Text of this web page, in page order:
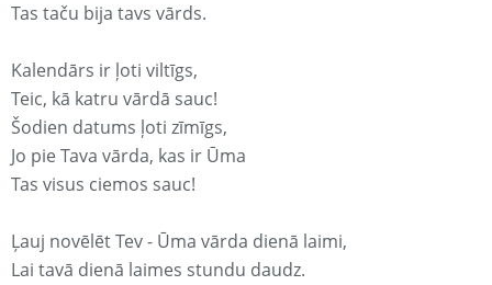
Tas taču bija tavs vārds.
Kalendārs ir ļoti viltīgs,
Teic, kā katru vārdā sauc!
Šodien datums ļoti zīmīgs,
Jo pie Tava vārda, kas ir Ūma
Tas visus ciemos sauc!
Ļauj novēlēt Tev - Ūma vārda dienā laimi,
Lai tavā dienā laimes stundu daudz.